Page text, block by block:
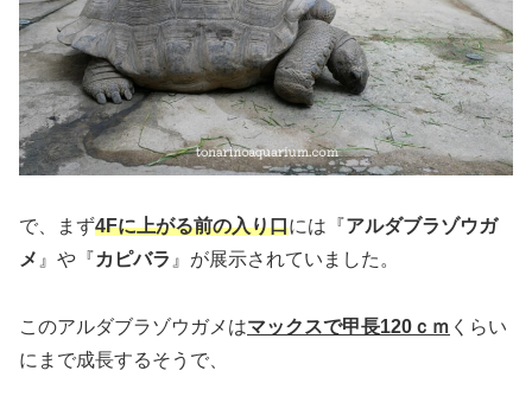
で、まず4Fに上がる前の入り口には『アルダブラゾウガ
メ 』や『カピバラ 』が展示されていました。
このアルダブラゾウガメはマックスで甲長120ｃｍ くらい
にまで成長するそうで、